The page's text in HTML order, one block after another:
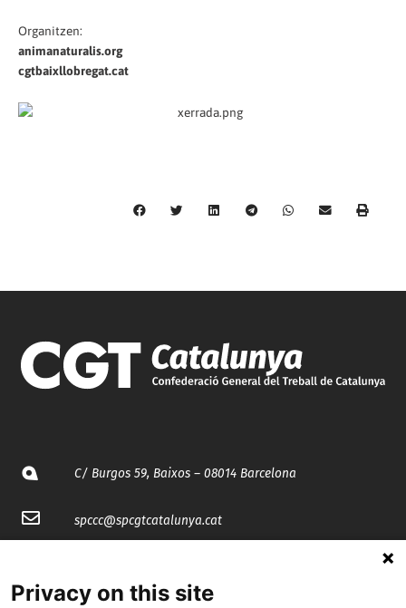
Organitzen:
animanaturalis.org
cgtbaixllobregat.cat
C/ Burgos 59, Baixos – 08014 Barcelona
spccc@spcgtcatalunya.cat
Privacy on this site